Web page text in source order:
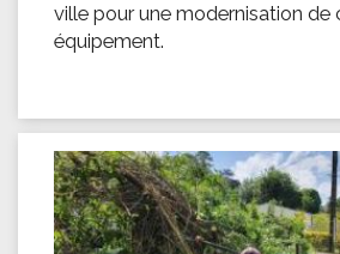
ville pour une modernisation de
équipement.